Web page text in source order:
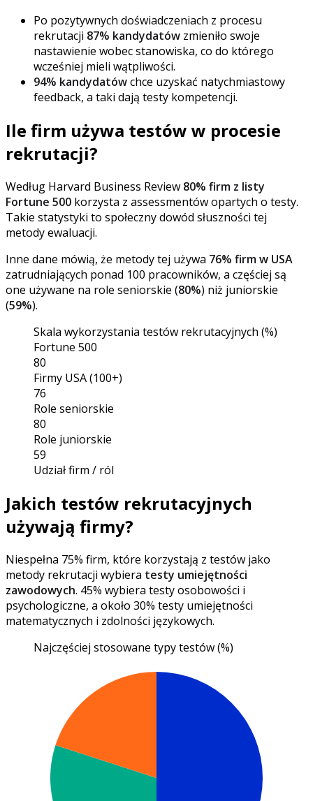
Po pozytywnych doświadczeniach z procesu
rekrutacji 87% kandydatów zmieniło swoje
nastawienie wobec stanowiska, co do którego
wcześniej mieli wątpliwości.
94% kandydatówchce uzyskać natychmiastowy
feedback, a taki dają testy kompetencji.
Ile firm używa testów w procesie
rekrutacji?
Według Harvard Business Review 80% firm z listy
Fortune 500 korzysta z assessmentów opartych o testy.
Takie statystyki to społeczny dowód słuszności tej
metody ewaluacji.
Inne dane mówią, że metody tej używa 76% firm w USA
zatrudniających ponad 100 pracowników, a częściej są
one używane na role seniorskie (80%) niż juniorskie
(59%).
Skala wykorzystania testów rekrutacyjnych (%)
Fortune 500
80
Firmy USA (100+)
76
Role seniorskie
80
Role juniorskie
59
Udział firm / ról
Jakich testów rekrutacyjnych
używają firmy?
Niespełna 75% firm, które korzystają z testów jako
metody rekrutacji wybiera testy umiejętności
zawodowych. 45% wybiera testy osobowości i
psychologiczne, a około 30% testy umiejętności
matematycznych i zdolności językowych.
Najczęściej stosowane typy testów (%)